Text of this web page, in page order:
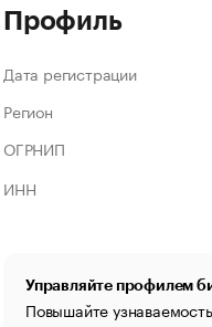
Профиль
Дата регистрации
Регион
ОГРНИП
ИНН
Управляйте профилем
Повышайте